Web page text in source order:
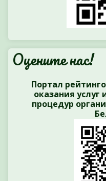
Оцените нас!
Портал
оказания
процедур